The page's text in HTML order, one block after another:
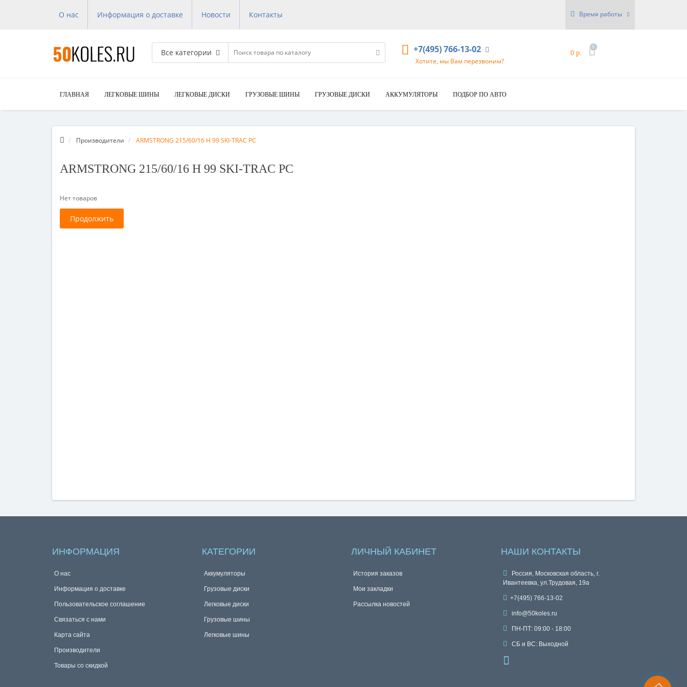
О нас Информация о доставке Новости Контакты Время работы
Все категории +7(495) 766-13-02
Хотите, мы Вам перезвоним?
0 р.
0
ГЛАВНАЯ ЛЕГКОВЫЕ ШИНЫ ЛЕГКОВЫЕ ДИСКИ ГРУЗОВЫЕ ШИНЫ ГРУЗОВЫЕ ДИСКИ АККУМУЛЯТОРЫ ПОДБОР ПО АВТО
Производители ARMSTRONG 215/60/16 H 99 SKI-TRAC PC
ARMSTRONG 215/60/16 H 99 SKI-TRAC PC
Нет товаров
Продолжить
ИНФОРМАЦИЯ
О нас
Информация о доставке
Пользовательское соглашение
Связаться с нами
Карта сайта
Производители
Товары со скидкой
КАТЕГОРИИ
Аккумуляторы
Грузовые диски
Легковые диски
Грузовые шины
Легковые шины
ЛИЧНЫЙ КАБИНЕТ
История заказов
Мои закладки
Рассылка новостей
НАШИ КОНТАКТЫ
Россия, Московская область, г.
Ивантеевка, ул.Трудовая, 19а
+7(495) 766-13-02
info@50koles.ru
ПН-ПТ: 09:00 - 18:00
СБ и ВС: Выходной